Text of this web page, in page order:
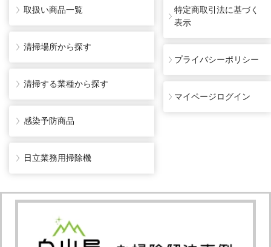
取扱い商品一覧
清掃場所から探す
清掃する業種から探す
感染予防商品
日立業務用掃除機
特定商取引法に基づく
表示
プライバシーポリシー
マイページログイン